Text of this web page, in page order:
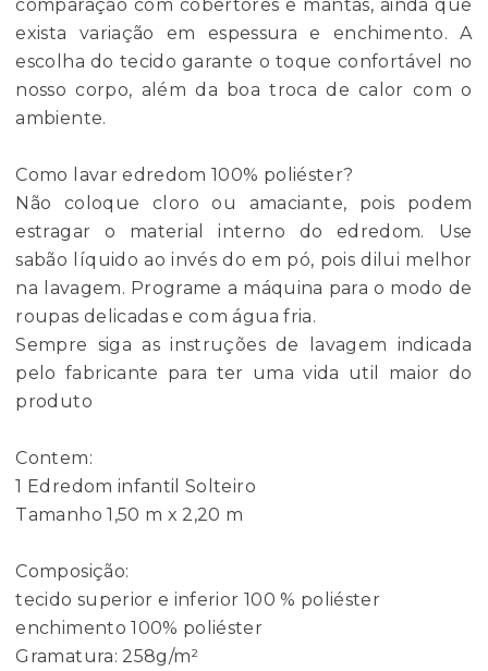
comparação com cobertores e mantas, ainda que
exista variação em espessura e enchimento. A
escolha do tecido garante o toque confortável no
nosso corpo, além da boa troca de calor com o
ambiente.
Como lavar edredom 100% poliéster?
Não coloque cloro ou amaciante, pois podem
estragar o material interno do edredom. Use
sabão líquido ao invés do em pó, pois dilui melhor
na lavagem. Programe a máquina para o modo de
roupas delicadas e com água fria.
Sempre siga as instruções de lavagem indicada
pelo fabricante para ter uma vida util maior do
produto
Contem:
1 Edredom infantil Solteiro
Tamanho 1,50 m x 2,20 m
Composição:
tecido superior e inferior 100 % poliéster
enchimento 100% poliéster
Gramatura: 258g/m²